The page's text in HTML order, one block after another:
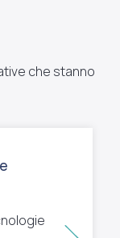
che stanno